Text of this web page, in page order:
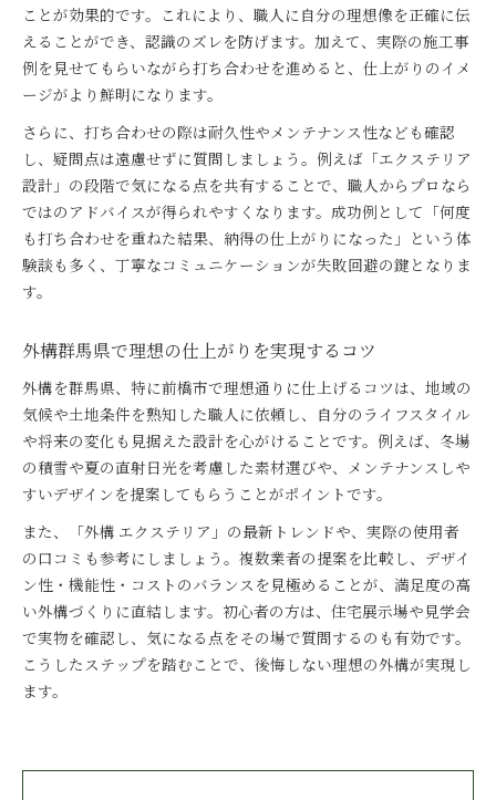
ことが効果的です。これにより、職人に自分の理想像を正確に伝
えることができ、認識のズレを防げます。加えて、実際の施工事
例を見せてもらいながら打ち合わせを進めると、仕上がりのイメ
ージがより鮮明になります。
さらに、打ち合わせの際は耐久性やメンテナンス性なども確認
し、疑問点は遠慮せずに質問しましょう。例えば「エクステリア
設計」の段階で気になる点を共有することで、職人からプロなら
ではのアドバイスが得られやすくなります。成功例として「何度
も打ち合わせを重ねた結果、納得の仕上がりになった」という体
験談も多く、丁寧なコミュニケーションが失敗回避の鍵となりま
す。
外構群馬県で理想の仕上がりを実現するコツ
外構を群馬県、特に前橋市で理想通りに仕上げるコツは、地域の
気候や土地条件を熟知した職人に依頼し、自分のライフスタイル
や将来の変化も見据えた設計を心がけることです。例えば、冬場
の積雪や夏の直射日光を考慮した素材選びや、メンテナンスしや
すいデザインを提案してもらうことがポイントです。
また、「外構 エクステリア」の最新トレンドや、実際の使用者
の口コミも参考にしましょう。複数業者の提案を比較し、デザイ
ン性・機能性・コストのバランスを見極めることが、満足度の高
い外構づくりに直結します。初心者の方は、住宅展示場や見学会
で実物を確認し、気になる点をその場で質問するのも有効です。
こうしたステップを踏むことで、後悔しない理想の外構が実現し
ます。